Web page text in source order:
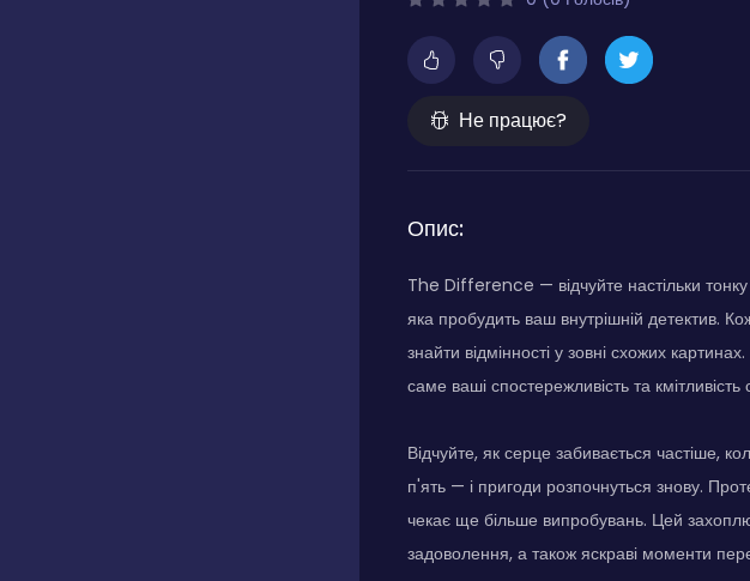
Не працює?
Опис:
The Difference — відчуйте настільки
яка пробудить ваш внутрішній детектив.
знайти відмінності у зовні схожих
саме ваші спостережливість та
Відчуйте, як серце забивається частіше,
п'ять — і пригоди розпочнуться знову.
чекає ще більше випробувань. Цей
задоволення, а також яскраві моменти